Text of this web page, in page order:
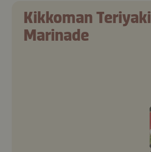
Kikkoman Teriyaki
Marinade